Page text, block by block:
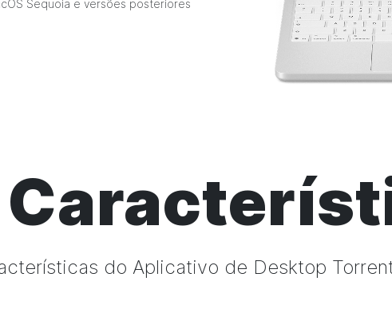
Sequoia e versões posteriores
do Aplicativo de Desktop